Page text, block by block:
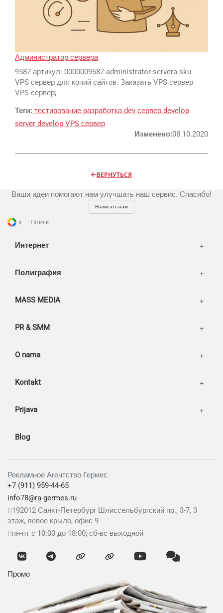
Администратор сервера
9587 артикул: 0000009587 administrator-servera sku:
VPS сервер для копий сайтов. Заказать VPS сервер
VPS сервер;
Теги: тестирование разработка dev сервер develop
server develop VPS сервер
Изменено:08.10.2020
ВЕРНУТЬСЯ
Ваши идеи помогают нам улучшать наш сервис. Спасибо!
Написать нам
Поиск
Интернет
Реклама и продвижение
AI Automation
Разработка сайтов
CMS 1C-Bitrix
Полиграфия
Цифра и офсет
Широкий формат
MASS MEDIA
Телевидение
OOH
PR & SMM
Аудио и звукозапись
O nama
Partners
Publications
News
Our works
Kontakt
Prijava
Korpa
Blog
Рекламное Агентство Гермес
+7 (911) 959-44-65
info78@ra-germes.ru
192012 Санкт-Петербург Шлиссельбургский пр., 3-7, 3
этаж, левое крыло, офис 9
пн-пт с 10:00 до 18:00; сб-вс выходной
Промо